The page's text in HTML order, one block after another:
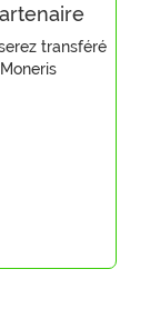
transféré